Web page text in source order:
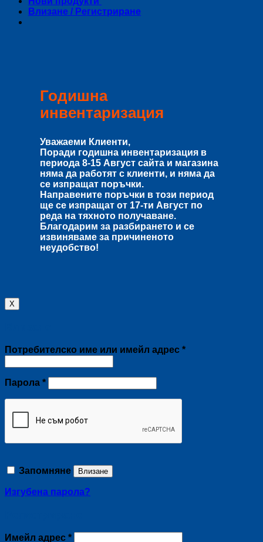
Влизане / Регистриране
Годишна
инвентаризация
Уважаеми Клиенти,
Поради годишна инвентаризация в
периода 8-15 Август сайта и магазина
няма да работят с клиенти, и няма да
се изпращат поръчки.
Направените поръчки в този период
ще се изпращат от 17-ти Август по
реда на тяхното получаване.
Благодарим за разбирането и се
извиняваме за причиненото
неудобство!
X
Потребителско име или имейл адрес *Задължително
Парола *Задължително
Запомняне Влизане
Изгубена парола?
Имейл адрес *Задължително